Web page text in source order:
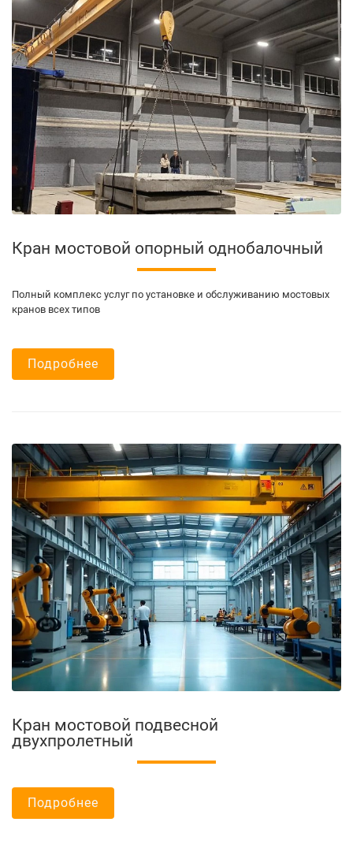
Кран мостовой опорный однобалочный
Полный комплекс услуг по установке и обслуживанию мостовых
кранов всех типов
Подробнее
Кран мостовой подвесной
двухпролетный
Подробнее